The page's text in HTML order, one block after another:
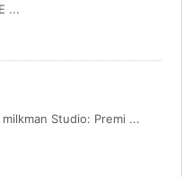
...
Studio: Premi ...